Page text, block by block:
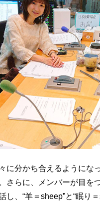
に分かち合えるようにな
さらに、メンバーが目を
し、“羊＝sheep”と“眠り